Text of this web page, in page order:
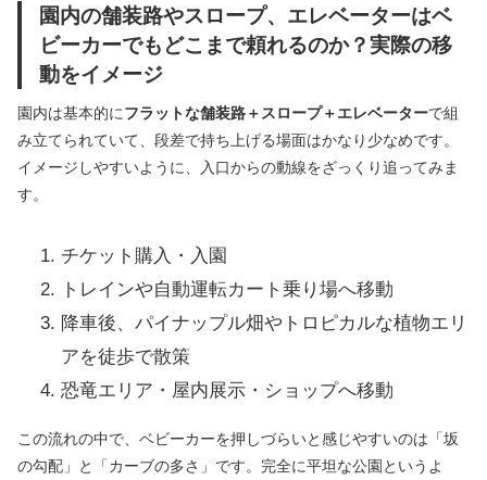
園内の舗装路やスロープ、エレベーターはベ
ビーカーでもどこまで頼れるのか？実際の移
動をイメージ
園内は基本的にフラットな舗装路＋スロープ＋エレベーターで組
み立てられていて、段差で持ち上げる場面はかなり少なめです。
イメージしやすいように、入口からの動線をざっくり追ってみま
す。
チケット購入・入園
トレインや自動運転カート乗り場へ移動
降車後、パイナップル畑やトロピカルな植物エリ
アを徒歩で散策
恐竜エリア・屋内展示・ショップへ移動
この流れの中で、ベビーカーを押しづらいと感じやすいのは「坂
の勾配」と「カーブの多さ」です。完全に平坦な公園というよ